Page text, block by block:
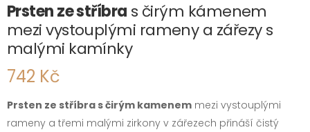
Prsten ze stříbra s čirým kámenem
mezi vystouplými rameny a zářezy s
malými kamínky
742 Kč
Prsten ze stříbra s čirým kamenem mezi vystouplými
rameny a třemi malými zirkony v zářezech přináší čistý